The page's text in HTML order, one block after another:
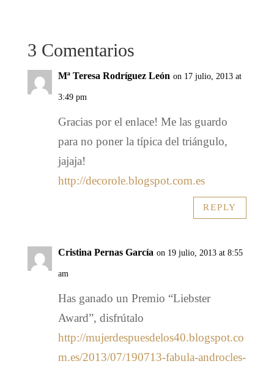
3 Comentarios
Mª Teresa Rodríguez León on 17 julio, 2013 at
3:49 pm
Gracias por el enlace! Me las guardo
para no poner la típica del triángulo,
jajaja!
http://decorole.blogspot.com.es
REPLY
Cristina Pernas García on 19 julio, 2013 at 8:55
am
Has ganado un Premio “Liebster
Award”, disfrútalo
http://mujerdespuesdelos40.blogspot.co
m.es/2013/07/190713-fabula-androcles-